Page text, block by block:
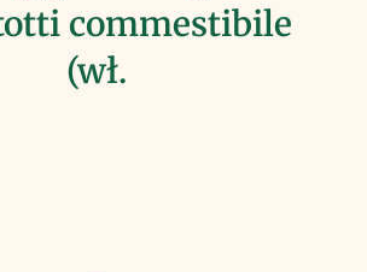
commestibile
(wł.